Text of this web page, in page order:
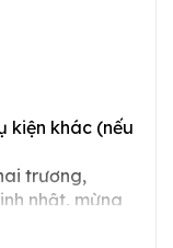
kiện khác (nếu
trương,
nhật, mừng
lễ tết trong